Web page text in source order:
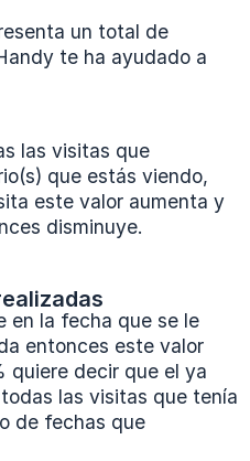
un total de
te ha ayudado a
las visitas que
que estás viendo,
este valor aumenta y
disminuye.
en la fecha que se le
entonces este valor
quiere decir que el ya
las visitas que tenía
de fechas que